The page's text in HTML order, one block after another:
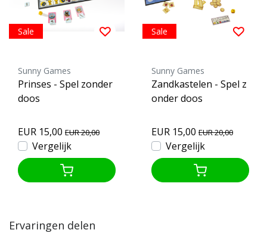
Sale
Sunny Games
Prinses - Spel zonder
doos
EUR 15,00 EUR 20,00
Vergelijk
Sale
Sunny Games
Zandkastelen - Spel z
onder doos
EUR 15,00 EUR 20,00
Vergelijk
Ervaringen delen